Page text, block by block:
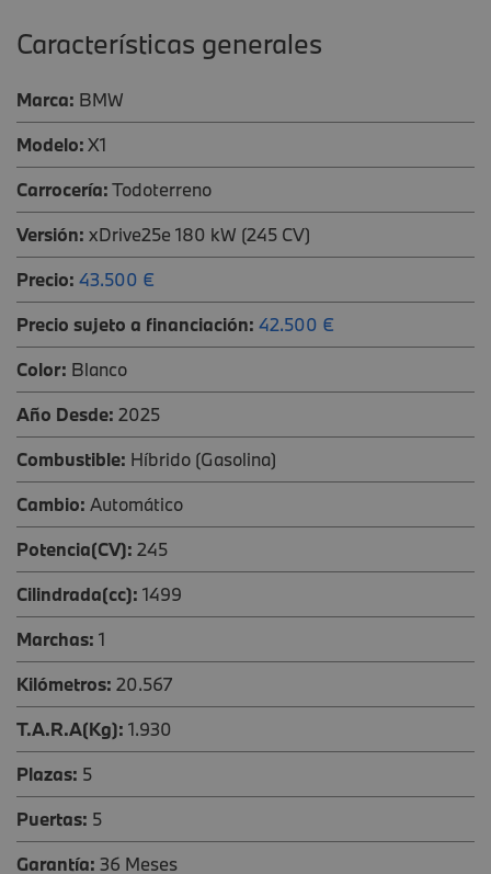
Características generales
Marca: BMW
Modelo:X1
Carrocería:Todoterreno
Versión: xDrive25e 180 kW (245 CV)
Precio: 43.500 €
Precio sujeto a financiación: 42.500 €
Color: Blanco
Año Desde: 2025
Combustible: Híbrido (Gasolina)
Cambio: Automático
Potencia(CV): 245
Cilindrada(cc): 1499
Marchas: 1
Kilómetros: 20.567
T.A.R.A(Kg): 1.930
Plazas: 5
Puertas: 5
Garantía: 36 Meses